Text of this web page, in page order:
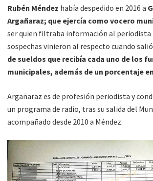
Rubén Méndez había despedido en 2016 a
Argañaraz; que ejercía como vocero
ser quien filtraba información al periodista
sospechas vinieron al respecto cuando
de sueldos que recibía cada uno de los
municipales, además de un porcentaje
Argañaraz es de profesión periodista y
un programa de radio, tras su salida del
acompañado desde 2010 a Méndez.